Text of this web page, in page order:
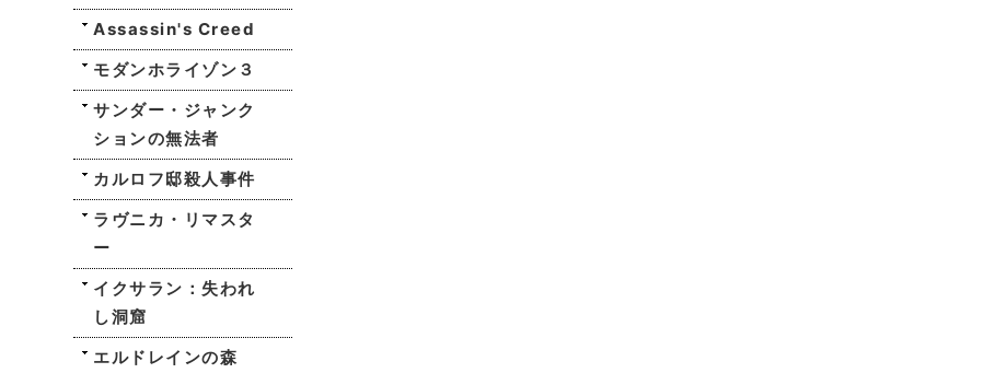
Assassin's Creed
モダンホライゾン３
サンダー・ジャンク
ションの無法者
カルロフ邸殺人事件
ラヴニカ・リマスタ
ー
イクサラン：失われ
し洞窟
エルドレインの森